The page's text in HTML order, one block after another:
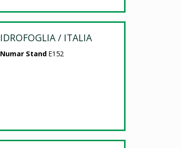
IDROFOGLIA / ITALIA
Numar Stand E152